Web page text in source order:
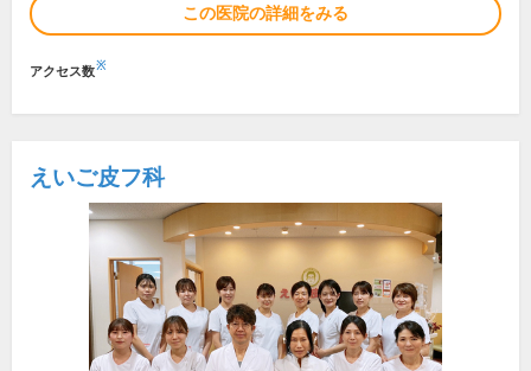
この医院の詳細をみる
アクセス数※
えいご皮フ科